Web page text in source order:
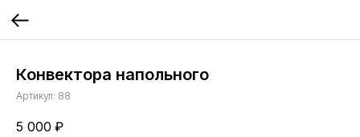
Конвектора напольного
Артикул: 88
5 000 ₽